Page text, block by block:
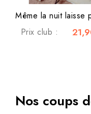
Prix club :
Nos coups